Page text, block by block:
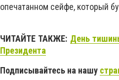
опечатанном сейфе, который
ЧИТАЙТЕ ТАКЖЕ: День
Президента
Подписывайтесь на нашу